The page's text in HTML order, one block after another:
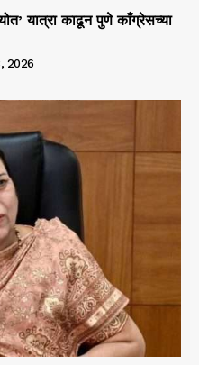
यात्रा काढून पुणे काँग्रेसच्या
2026